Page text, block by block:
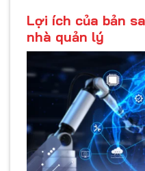
Lợi ích của bản
nhà quản lý